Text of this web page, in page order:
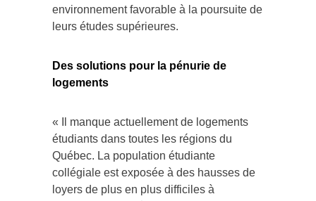
environnement favorable à la poursuite de
leurs études supérieures.
Des solutions pour la pénurie de
logements
« Il manque actuellement de logements
étudiants dans toutes les régions du
Québec. La population étudiante
collégiale est exposée à des hausses de
loyers de plus en plus difficiles à